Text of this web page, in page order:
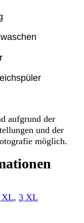
aufgrund der
und der
möglich.
XL, 3 XL